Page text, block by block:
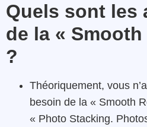
Quels sont les
de la «
?
Théoriquement, vous
besoin de la « Smooth
« Photo Stacking.